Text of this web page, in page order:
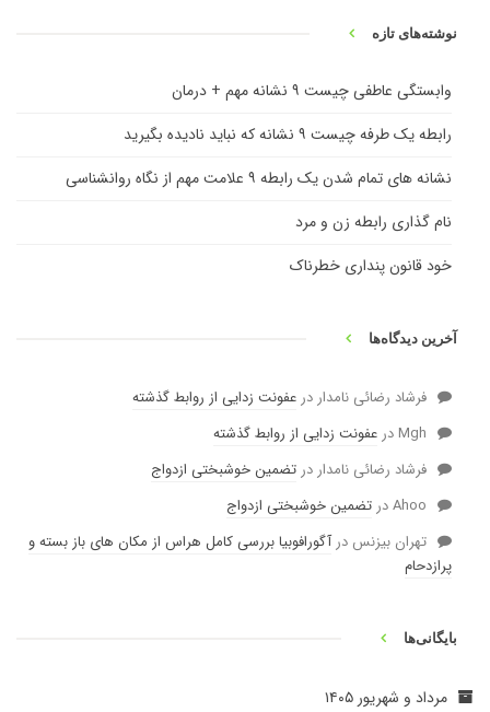
نوشته‌های تازه
وابستگی عاطفی چیست ۹ نشانه مهم + درمان
رابطه یک طرفه چیست ۹ نشانه که نباید نادیده بگیرید
نشانه های تمام شدن یک رابطه ۹ علامت مهم از نگاه روانشناسی
نام گذاری رابطه زن و مرد
خود قانون پنداری خطرناک
آخرین دیدگاه‌ها
فرشاد رضائی نامدار در عفونت زدایی از روابط گذشته
Mgh در عفونت زدایی از روابط گذشته
فرشاد رضائی نامدار در تضمین خوشبختی ازدواج
Ahooدر تضمین خوشبختی ازدواج
تهران بیزنس درآگورافوبیا بررسی کامل هراس از مکان های باز بسته و
پرازدحام
بایگانی‌ها
مرداد و شهریور ۱۴۰۵